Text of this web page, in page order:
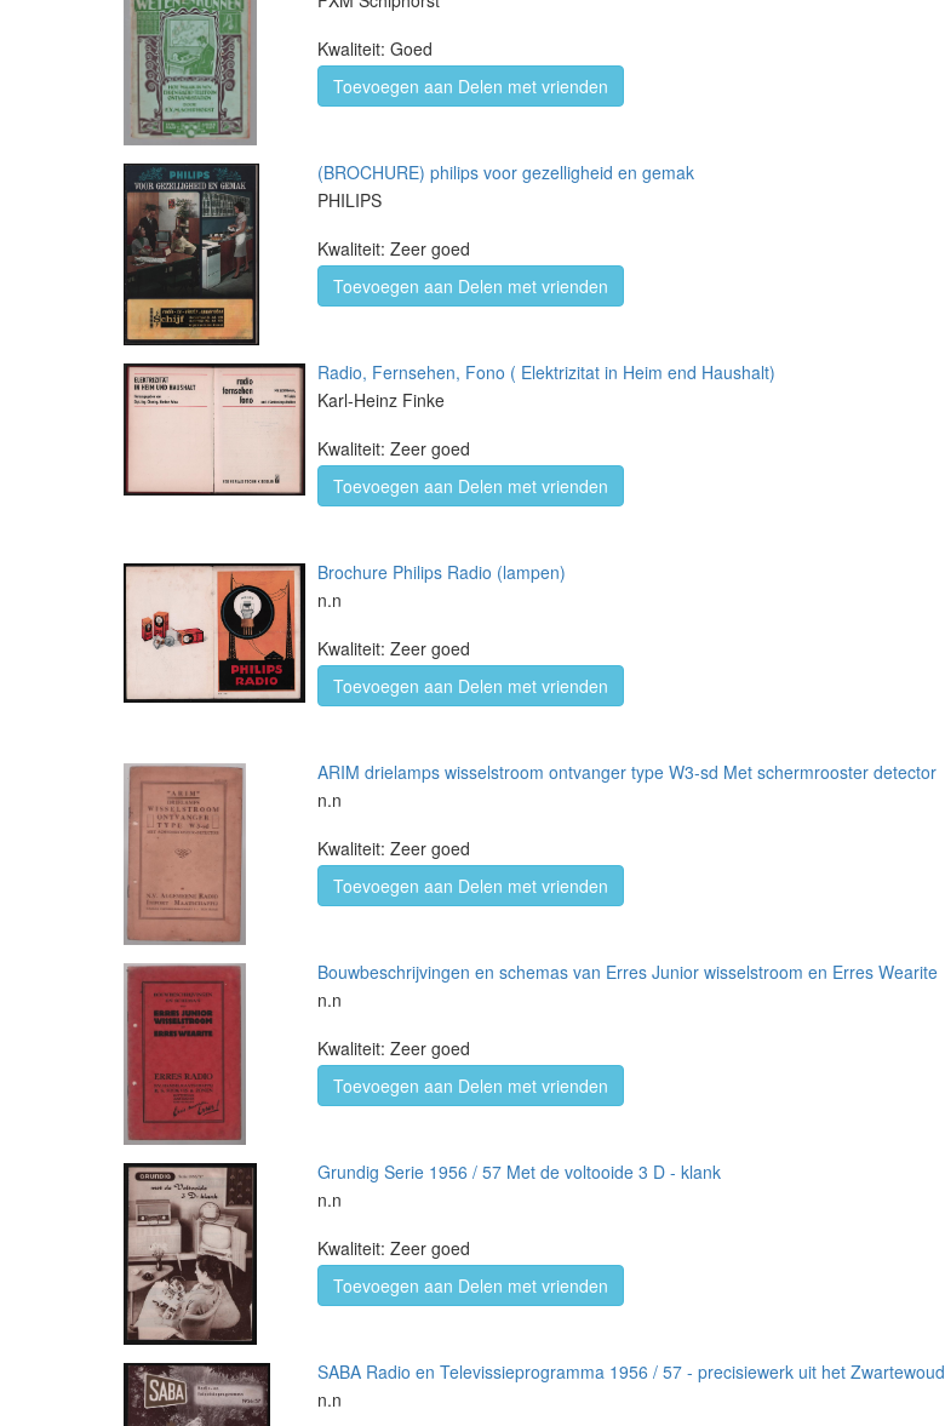
Kwaliteit: Goed
Toevoegen aan Delen met vrienden
(BROCHURE) philips voor gezelligheid en gemak
PHILIPS
Kwaliteit: Zeer goed
Toevoegen aan Delen met vrienden
Radio, Fernsehen, Fono ( Elektrizitat in Heim end Haushalt)
Karl-Heinz Finke
Kwaliteit: Zeer goed
Toevoegen aan Delen met vrienden
Brochure Philips Radio (lampen)
n.n
Kwaliteit: Zeer goed
Toevoegen aan Delen met vrienden
ARIM drielamps wisselstroom ontvanger type W3-sd Met schermrooster detector
n.n
Kwaliteit: Zeer goed
Toevoegen aan Delen met vrienden
Bouwbeschrijvingen en schemas van Erres Junior wisselstroom en Erres Wearite
n.n
Kwaliteit: Zeer goed
Toevoegen aan Delen met vrienden
Grundig Serie 1956 / 57 Met de voltooide 3 D - klank
n.n
Kwaliteit: Zeer goed
Toevoegen aan Delen met vrienden
SABA Radio en Televissieprogramma 1956 / 57 - precisiewerk uit het Zwartewoud
n.n